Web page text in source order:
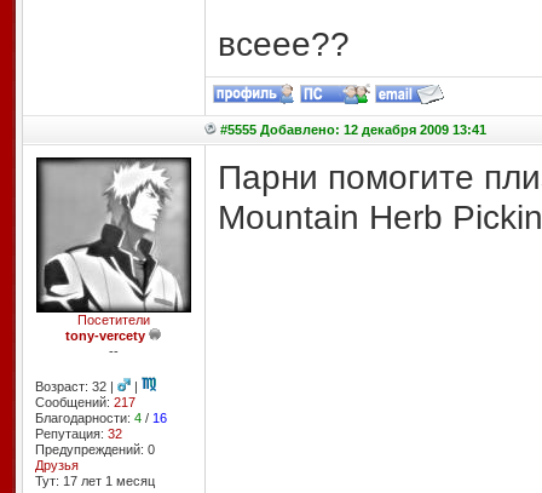
всеее??
#5555 Добавлено: 12 декабря 2009 13:41
Посетители
tony-vercety
--
Возраст: 32 |
|
Сообщений: 217
Благодарности: 4/ 16
Репутация: 32
Предупреждений: 0
Друзья
Тут: 17 лет 1 месяц
Парни помогите
Mountain Herb